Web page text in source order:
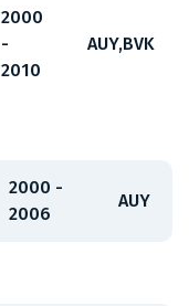
2000
-
2010
AUY,BVK
2000 -
2006
AUY